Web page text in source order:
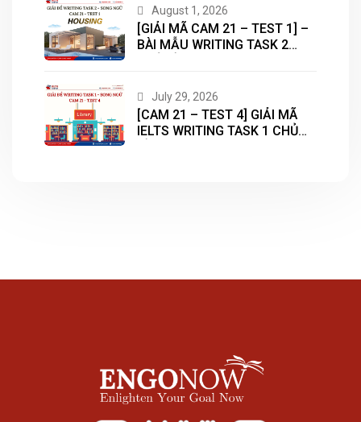
August 1, 2026
[GIẢI MÃ CAM 21 – TEST 1] –
BÀI MẪU WRITING TASK 2
July 29, 2026
[CAM 21 – TEST 4] GIẢI MÃ
IELTS WRITING TASK 1 CHỦ